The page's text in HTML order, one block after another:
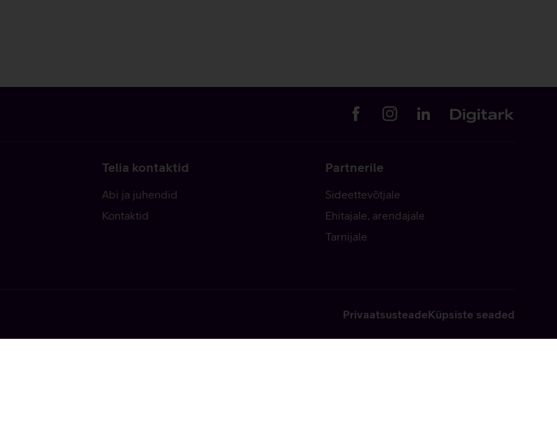
Telia kontaktid
Abi ja juhendid
Kontaktid
Partnerile
Sideettevõtjale
Ehitajale, arendajale
Tarnijale
PrivaatsusteadeKüpsiste seaded